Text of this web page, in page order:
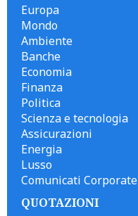
Europa
Mondo
Ambiente
Banche
Economia
Finanza
Politica
Scienza e tecnologia
Assicurazioni
Energia
Lusso
Comunicati Corporate
QUOTAZIONI